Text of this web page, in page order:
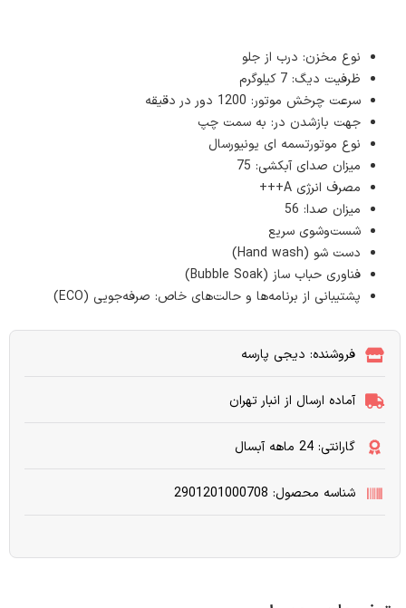
نوع مخزن: درب از جلو
ظرفیت دیگ: 7 کیلوگرم
سرعت چرخش موتور: 1200 دور در دقیقه
جهت بازشدن در: به سمت چپ
نوع موتورتسمه ای یونیورسال
میزان صدای آبکشی: 75
مصرف انرژی A+++
میزان صدا: 56
شست‌وشوی سریع
دست شو (Hand wash)
فناوری حباب ساز (Bubble Soak)
پشتیبانی از برنامه‌ها و حالت‌های خاص: صرفه‌جویی (ECO)
فروشنده: دیجی پارسه
آماده ارسال از انبار تهران
گارانتی: 24 ماهه آبسال
شناسه محصول: 2901201000708